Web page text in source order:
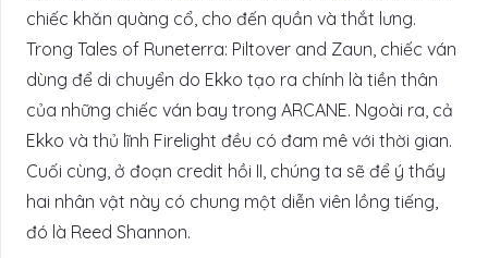
chiếc khăn quàng cổ, cho đến quần và thắt lưng.
Trong Tales of Runeterra: Piltover and Zaun, chiếc ván
dùng để di chuyển do Ekko tạo ra chính là tiền thân
của những chiếc ván bay trong ARCANE. Ngoài ra, cả
Ekko và thủ lĩnh Firelight đều có đam mê với thời gian.
Cuối cùng, ở đoạn credit hồi II, chúng ta sẽ để ý thấy
hai nhân vật này có chung một diễn viên lồng tiếng,
đó là Reed Shannon.